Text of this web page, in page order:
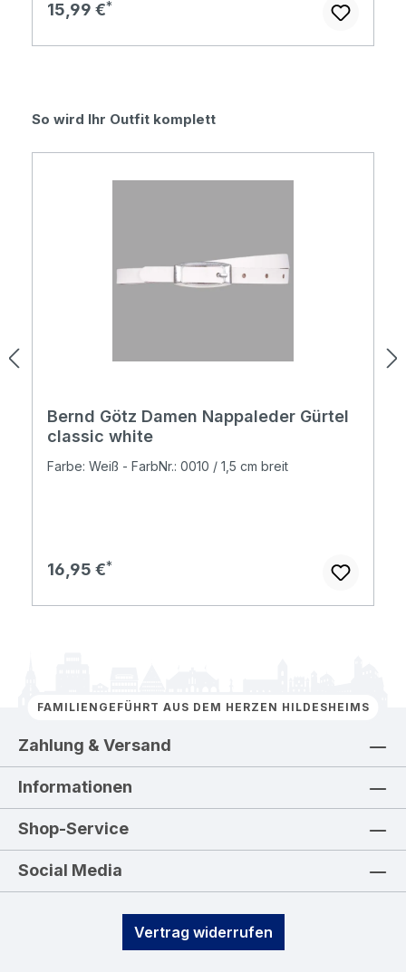
Regulärer Preis:
15,99 €
Produktgalerie überspringen
So wird Ihr Outfit komplett
Bernd Götz Damen Nappaleder Gürtel
classic white
Farbe: Weiß - FarbNr.: 0010 / 1,5 cm breit
Regulärer Preis:
16,95 €
FAMILIENGEFÜHRT AUS DEM HERZEN HILDESHEIMS
Zahlung & Versand
Informationen
Shop-Service
Social Media
Vertrag widerrufen